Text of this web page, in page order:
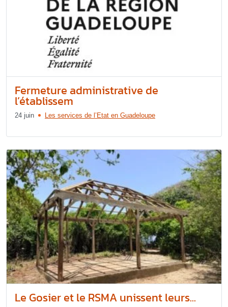
Fermeture administrative de
l’établissem
24 juin Les services de l’Etat en Guadeloupe
Le Gosier et le RSMA unissent leurs...